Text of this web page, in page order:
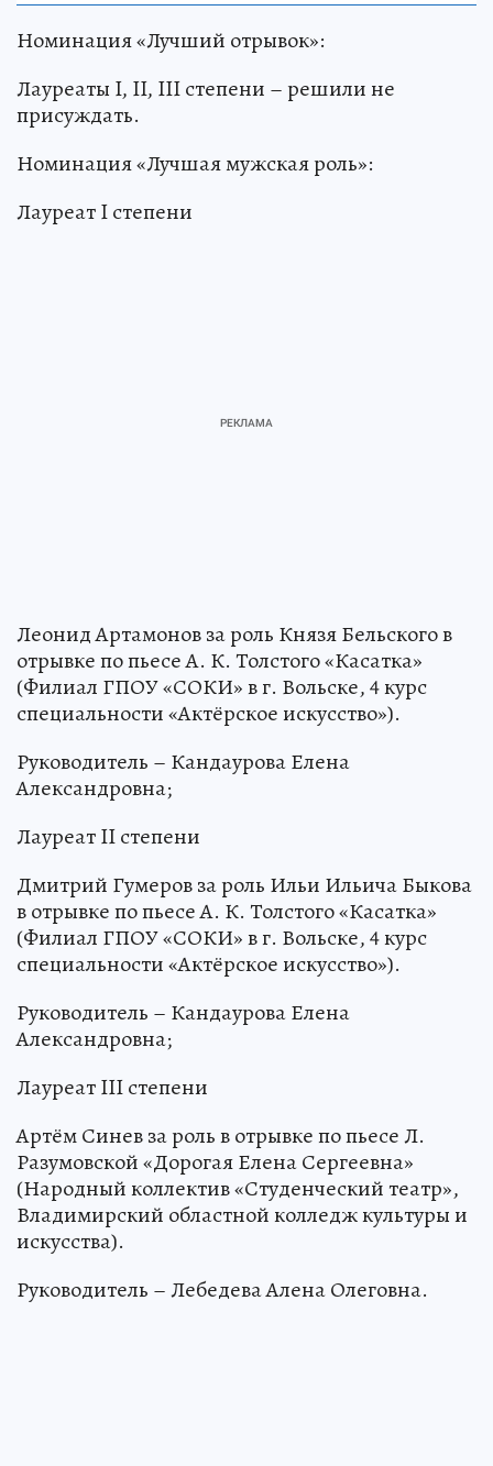
Номинация «Лучший отрывок»:
Лауреаты I, II, III степени – решили не
присуждать.
Номинация «Лучшая мужская роль»:
Лауреат I степени
Леонид Артамонов за роль Князя Бельского в
отрывке по пьесе А. К. Толстого «Касатка»
(Филиал ГПОУ «СОКИ» в г. Вольске, 4 курс
специальности «Актёрское искусство»).
Руководитель – Кандаурова Елена
Александровна;
Лауреат II степени
Дмитрий Гумеров за роль Ильи Ильича Быкова
в отрывке по пьесе А. К. Толстого «Касатка»
(Филиал ГПОУ «СОКИ» в г. Вольске, 4 курс
специальности «Актёрское искусство»).
Руководитель – Кандаурова Елена
Александровна;
Лауреат III степени
Артём Синев за роль в отрывке по пьесе Л.
Разумовской «Дорогая Елена Сергеевна»
(Народный коллектив «Студенческий театр»,
Владимирский областной колледж культуры и
искусства).
Руководитель – Лебедева Алена Олеговна.